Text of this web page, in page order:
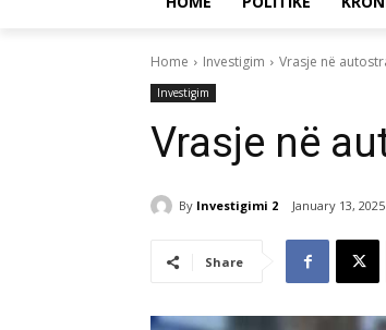
Home Investigim Vrasje në
Investigim
Vrasje në
By Investigimi 2 January 13, 2025
Share